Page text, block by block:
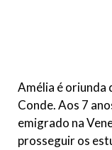
Amélia é oriunda
Conde. Aos 7
emigrado na
prosseguir os